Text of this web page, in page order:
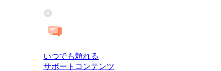
いつでも頼れる
サポートコンテンツ